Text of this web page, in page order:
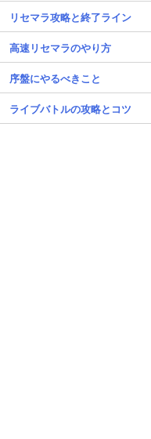
リセマラ攻略と終了ライン
高速リセマラのやり方
序盤にやるべきこと
ライブバトルの攻略とコツ